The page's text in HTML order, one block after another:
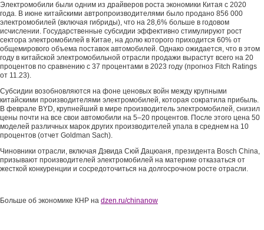
Электромобили были одним из драйверов роста экономики Китая с 2020
года. В июне китайскими автропроизводителями было продано 856 000
электромобилей (включая гибриды), что на 28,6% больше в годовом
исчислении. Государственные субсидии эффективно стимулируют рост
сектора электромобилей в Китае, на долю которого приходится 60% от
общемирового объема поставок автомобилей. Однако ожидается, что в этом
году в китайской электромобильной отрасли продажи вырастут всего на 20
процентов по сравнению с 37 процентами в 2023 году (прогноз Fitch Ratings
от 11.23).
Субсидии возобновляются на фоне ценовых войн между крупными
китайскими производителями электромобилей, которая сократила прибыль.
В феврале BYD, крупнейший в мире производитель электромобилей, снизил
цены почти на все свои автомобили на 5–20 процентов. После этого цена 50
моделей различных марок других производителей упала в среднем на 10
процентов (отчет Goldman Sach).
Чиновники отрасли, включая Дэвида Сюй Дацюаня, президента Bosch China,
призывают производителей электромобилей на материке отказаться от
жесткой конкуренции и сосредоточиться на долгосрочном росте отрасли.
Больше об экономике КНР на dzen.ru/chinanow